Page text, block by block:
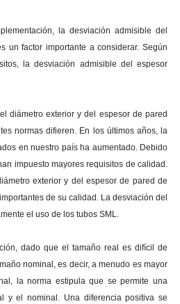
la desviación admisible del
un factor importante a considerar. Según
la desviación admisible del espesor
diámetro exterior y del espesor de pared
normas difieren. En los últimos años, la
en nuestro país ha aumentado. Debido
impuesto mayores requisitos de calidad.
exterior y del espesor de pared de
de su calidad. La desviación del
el uso de los tubos SML.
dado que el tamaño real es difícil de
nominal, es decir, a menudo es mayor
la norma estipula que se permite una
y el nominal. Una diferencia positiva se